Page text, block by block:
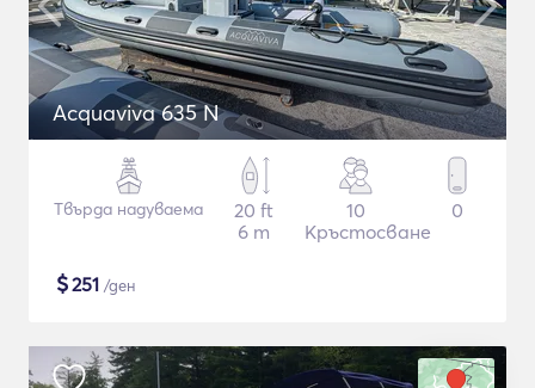
Acquaviva 635 N
Твърда надуваема
20 ft
6 m
10
Кръстосване
0
$251 /ден